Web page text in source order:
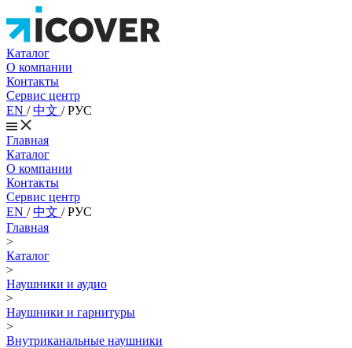
Каталог
О компании
Контакты
Сервис центр
EN /中文 /РУС
Главная
Каталог
О компании
Контакты
Сервис центр
EN /中文 /РУС
Главная
>
Каталог
>
Наушники и аудио
>
Наушники и гарнитуры
>
Внутриканальные наушники